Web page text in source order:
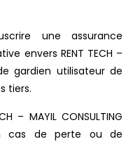
une assurance
envers RENT TECH –
de gardien utilisateur de
tiers.
– MAYIL CONSULTING
cas de perte ou de